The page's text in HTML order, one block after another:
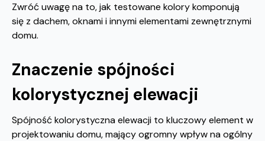
Zwróć uwagę na to, jak testowane kolory komponują
się z dachem, oknami i innymi elementami zewnętrznymi
domu.
Znaczenie spójności
kolorystycznej elewacji
Spójność kolorystyczna elewacji to kluczowy element w
projektowaniu domu, mający ogromny wpływ na ogólny